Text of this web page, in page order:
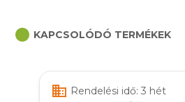
circle KAPCSOLÓDÓ TERMÉKEK
business Rendelési idő: 3 hét